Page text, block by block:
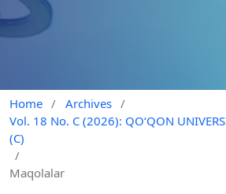
Home / Archives /
Vol. 18 No. C (2026): QO‘QON
(C)
/
Maqolalar